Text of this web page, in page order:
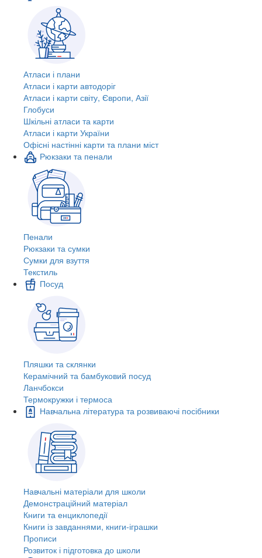
Атласи і плани
Атласи і карти автодоріг
Атласи і карти світу, Європи, Азії
Глобуси
Шкільні атласи та карти
Атласи і карти України
Офісні настінні карти та плани міст
Рюкзаки та пенали
Пенали
Рюкзаки та сумки
Сумки для взуття
Текстиль
Посуд
Пляшки та склянки
Керамічний та бамбуковий посуд
Ланчбокси
Термокружки і термоса
Навчальна література та розвиваючі посібники
Навчальні матеріали для школи
Демонстраційний матеріал
Книги та енциклопедії
Книги із завданнями, книги-іграшки
Прописи
Розвиток і підготовка до школи